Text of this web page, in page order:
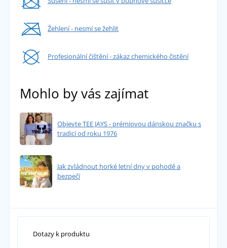
Žehlení - nesmí se žehlit
Profesionální čištění - zákaz chemického čistění
Mohlo by vás zajímat
Objevte TEE JAYS - prémiovou dánskou značku s
tradicí od roku 1976
Jak zvládnout horké letní dny v pohodě a
bezpečí
Dotazy k produktu